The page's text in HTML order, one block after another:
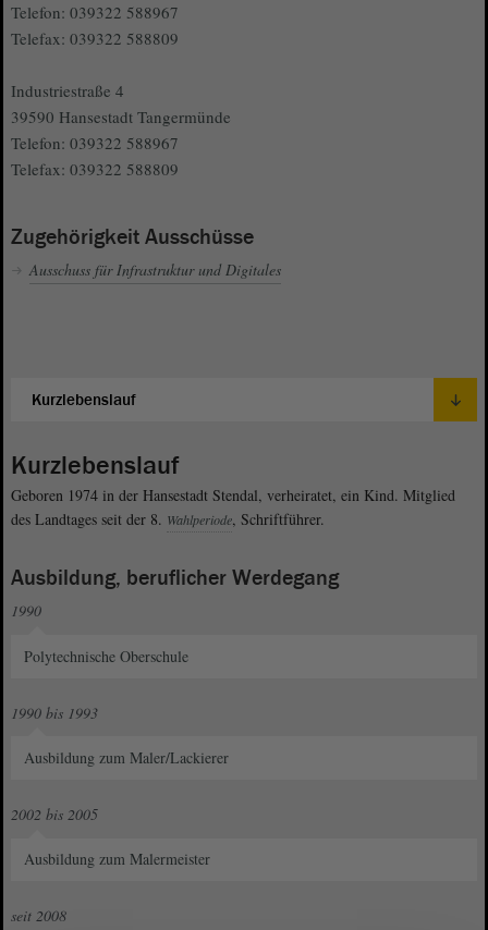
Telefon: 039322 588967
Telefax: 039322 588809
Industriestraße 4
39590 Hansestadt Tangermünde
Telefon: 039322 588967
Telefax: 039322 588809
Zugehörigkeit Ausschüsse
Ausschuss für Infrastruktur und Digitales
Kurzlebenslauf
Geboren 1974 in der Hansestadt Stendal, verheiratet, ein Kind. Mitglied
des Landtages seit der 8. Wahlperiode, Schriftführer.
Ausbildung, beruflicher Werdegang
1990
Polytechnische Oberschule
1990 bis 1993
Ausbildung zum Maler/Lackierer
2002 bis 2005
Ausbildung zum Malermeister
seit 2008